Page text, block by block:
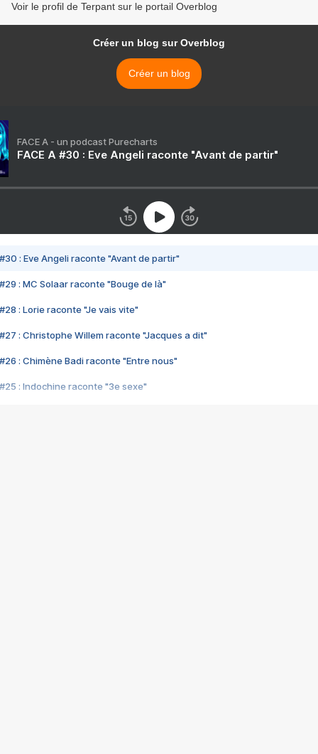
Voir le profil de Terpant sur le portail Overblog
Créer un blog sur Overblog
Créer un blog
FACE A - un podcast Purecharts
FACE A #30 : Eve Angeli raconte "Avant de partir"
#30 : Eve Angeli raconte "Avant de partir"
#29 : MC Solaar raconte "Bouge de là"
#28 : Lorie raconte "Je vais vite"
#27 : Christophe Willem raconte "Jacques a dit"
#26 : Chimène Badi raconte "Entre nous"
#25 : Indochine raconte "3e sexe"